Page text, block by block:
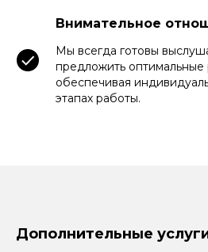
Внимательное
Мы всегда готовы
предложить
обеспечивая
этапах работы.
Дополнительные